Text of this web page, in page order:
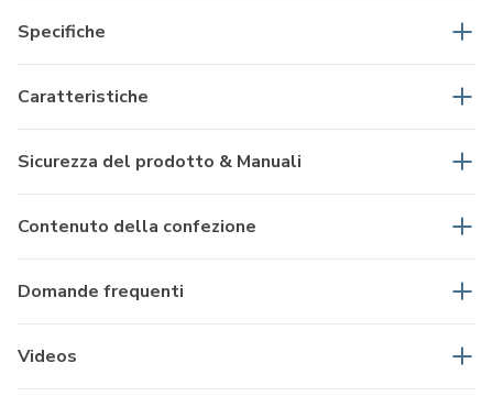
Specifiche
Caratteristiche
Sicurezza del prodotto & Manuali
Contenuto della confezione
Domande frequenti
Videos